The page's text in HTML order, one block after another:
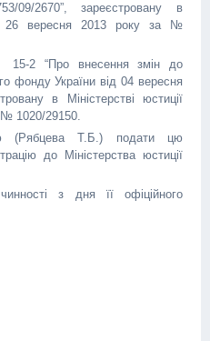
09/2670”, зареєстровану в
26 вересня 2013 року за №
2 “Про внесення змін до
фонду України від 04 вересня
в Міністерстві юстиції
№ 1020/29150.
(Рябцева Т.Б.) подати цю
до Міністерства юстиції
з дня її офіційного